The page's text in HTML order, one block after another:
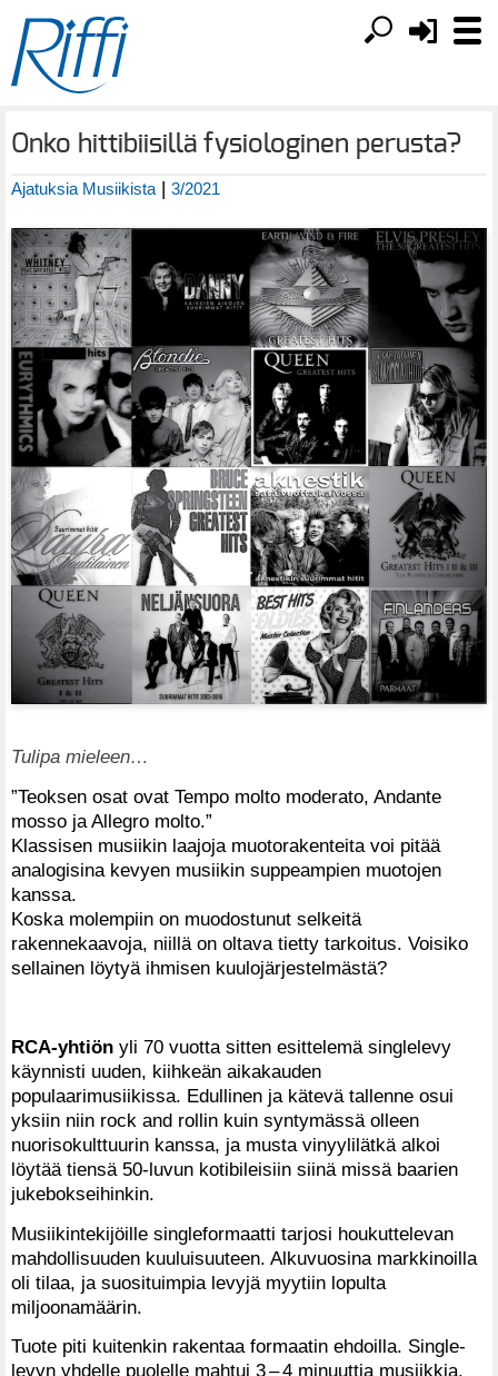
Onko hittibiisillä fysiologinen perusta?
Ajatuksia Musiikista| 3/2021
Tulipa mieleen…
”Teoksen osat ovat Tempo molto moderato, Andante
mosso ja Allegro molto.”
Klassisen musiikin laajoja muotorakenteita voi pitää
analogisina kevyen musiikin suppeampien muotojen
kanssa.
Koska molempiin on muodostunut selkeitä
rakennekaavoja, niillä on oltava tietty tarkoitus. Voisiko
sellainen löytyä ihmisen kuulojärjestelmästä?
RCA-yhtiön yli 70 vuotta sitten esittelemä singlelevy
käynnisti uuden, kiihkeän aikakauden
populaarimusiikissa. Edullinen ja kätevä tallenne osui
yksiin niin rock and rollin kuin syntymässä olleen
nuorisokulttuurin kanssa, ja musta vinyylilätkä alkoi
löytää tiensä 50-luvun kotibileisiin siinä missä baarien
jukebokseihinkin.
Musiikintekijöille singleformaatti tarjosi houkuttelevan
mahdollisuuden kuuluisuuteen. Alkuvuosina markkinoilla
oli tilaa, ja suosituimpia levyjä myytiin lopulta
miljoonamäärin.
Tuote piti kuitenkin rakentaa formaatin ehdoilla. Single-
levyn yhdelle puolelle mahtui 3 – 4 minuuttia musiikkia.